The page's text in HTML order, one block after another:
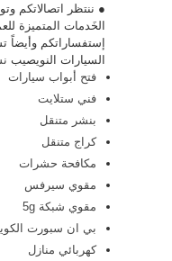
● ننتظر اتصالاتكم
الخَدمات المتميزة
إستفساراتكم وأيضاً
السيارات النويصيب
فتح أبواب سيارات
فني ستلايت
بنشر متنقل
كراج متنقل
مكافحة حشرات
مقوي سيرفس
مقوي شبكة 5g
بي ان سبورت
كهربائي منازل